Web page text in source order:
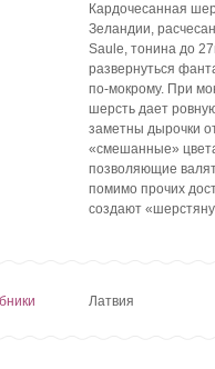
Кардочесанная
Зеландии,
Saule, тонина до
развернуться
по-мокрому. При
шерсть дает
заметны дырочки
«смешанные»
позволяющие
помимо прочих
создают
Латвия